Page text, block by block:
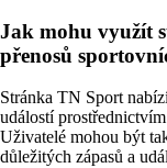
Jak mohu využít
přenosů
Stránka TN Sport
událostí
Uživatelé mohou být
důležitých zápasů a